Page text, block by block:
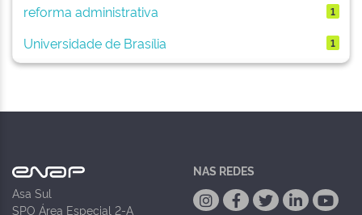
reforma administrativa 1
Universidade de Brasília 1
Asa Sul
SPO Área Especial 2-A
NAS REDES